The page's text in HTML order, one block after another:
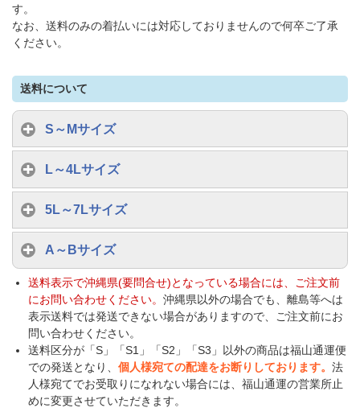
す。
なお、送料のみの着払いには対応しておりませんので何卒ご了承
ください。
送料について
S～Mサイズ
L～4Lサイズ
5L～7Lサイズ
A～Bサイズ
送料表示で沖縄県(要問合せ)となっている場合には、ご注文前
にお問い合わせください。 沖縄県以外の場合でも、離島等へは
表示送料では発送できない場合がありますので、ご注文前にお
問い合わせください。
送料区分が「S」「S1」「S2」「S3」以外の商品は福山通運便
での発送となり、 個人様宛ての配達をお断りしております。 法
人様宛てでお受取りになれない場合には、福山通運の営業所止
めに変更させていただきます。